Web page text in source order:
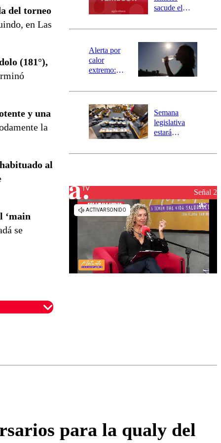
del torneo
en Las
(181°),
y una
la
al
‘main
se
mensajería
SAE
sacude el
revisa la
epicentro
Alerta por
calor
extremo:
activa Alerta
Preventiva en
tres comunas
Semana
legislativa
estará
el fin de la
reconstrucciónSeñal 2
para la qualy del